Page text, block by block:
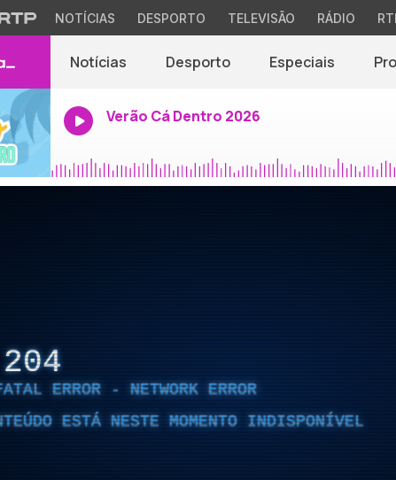
NOTÍCIAS DESPORTO TELEVISÃO RÁDIO
Notícias Desporto Especiais
Verão Cá Dentro 2026
204
ERROR - NETWORK ERROR
ESTÁ NESTE MOMENTO INDISPONÍVEL